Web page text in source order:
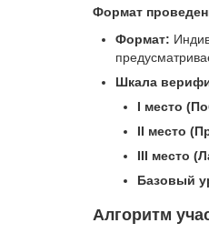
Формат
Формат:
Шкала
I место
II место
III место
Базовый
Алгоритм